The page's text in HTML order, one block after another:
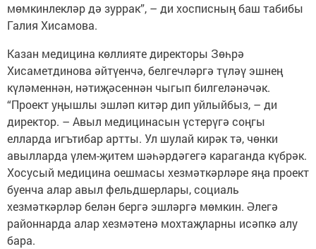
мөмкинлекләр дә зуррак”, – ди хосписның баш табибы
Галия Хисамова.
Казан медицина көллияте директоры Зөһрә
Хисаметдинова әйтүенчә, белгечләргә түләү эшнең
күләменнән, нәтиҗәсеннән чыгып билгеләнәчәк.
“Проект уңышлы эшләп китәр дип уйлыйбыз, – ди
директор. – Авыл медицинасын үстерүгә соңгы
елларда игътибар артты. Ул шулай кирәк тә, чөнки
авылларда үлем-җитем шәһәрдәгегә караганда күбрәк.
Хосусый медицина оешмасы хезмәткәрләре яңа проект
буенча алар авыл фельдшерлары, социаль
хезмәткәрләр белән бергә эшләргә мөмкин. Әлегә
районнарда алар хезмәтенә мохтаҗларны исәпкә алу
бара.